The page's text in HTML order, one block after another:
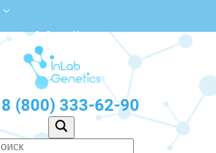
ул., 8, Соль-Илецк
с 10:00 до 20:00
работы: Пн-Пт с 10:00 до 20:00
8 (800) 333-62-90